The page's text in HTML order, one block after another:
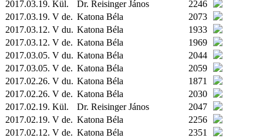
2017.03.19. Kül. Dr. Reisinger János
2246
2017.03.19. V de. Katona Béla
2073
2017.03.12. V du. Katona Béla
1933
2017.03.12. V de. Katona Béla
1969
2017.03.05. V du. Katona Béla
2044
2017.03.05. V de. Katona Béla
2059
2017.02.26. V du. Katona Béla
1871
2017.02.26. V de. Katona Béla
2030
2017.02.19. Kül. Dr. Reisinger János
2047
2017.02.19. V de. Katona Béla
2256
2017.02.12. V de. Katona Béla
2351